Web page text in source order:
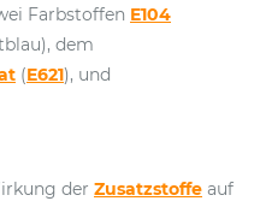
Farbstoffen E104
dem
(E621), und
der Zusatzstoffe auf